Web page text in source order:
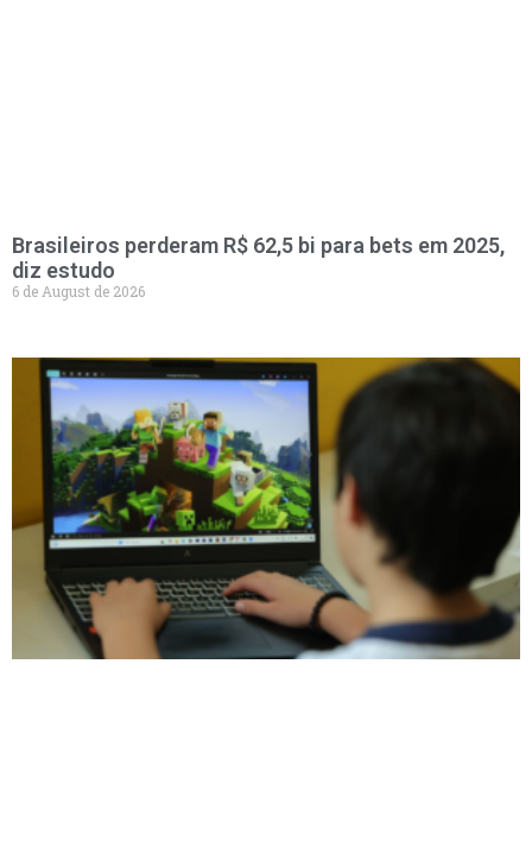
Brasileiros perderam R$ 62,5 bi para bets em 2025,
diz estudo
6 de August de 2026